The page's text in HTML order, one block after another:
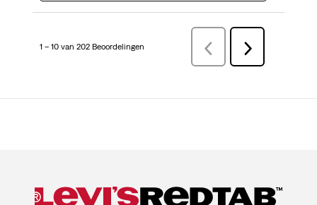
1 – 10 van 202 Beoordelingen VorigeBeoordelingen
Volgende
Beoordelingen